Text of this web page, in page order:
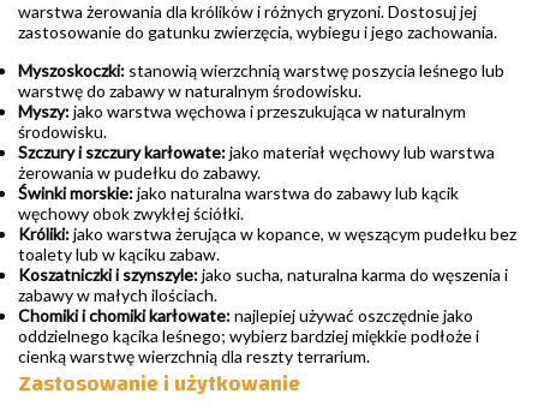
warstwa żerowania dla królików i różnych gryzoni. Dostosuj jej
zastosowanie do gatunku zwierzęcia, wybiegu i jego zachowania.
Myszoskoczki: stanowią wierzchnią warstwę poszycia leśnego lub
warstwę do zabawy w naturalnym środowisku.
Myszy:jako warstwa węchowa i przeszukująca w naturalnym
środowisku.
Szczury i szczury karłowate:jako materiał węchowy lub warstwa
żerowania w pudełku do zabawy.
Świnki morskie:jako naturalna warstwa do zabawy lub kącik
węchowy obok zwykłej ściółki.
Króliki:jako warstwa żerująca w kopance, w węszącym pudełku bez
toalety lub w kąciku zabaw.
Koszatniczki i szynszyle:jako sucha, naturalna karma do węszenia i
zabawy w małych ilościach.
Chomiki i chomiki karłowate:najlepiej używać oszczędnie jako
oddzielnego kącika leśnego; wybierz bardziej miękkie podłoże i
cienką warstwę wierzchnią dla reszty terrarium.
Zastosowanie i użytkowanie